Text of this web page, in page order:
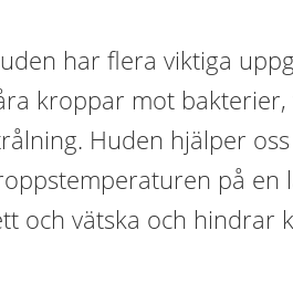
har flera viktiga
kroppar mot bakterier,
Huden hjälper
på en
och vätska och hindrar